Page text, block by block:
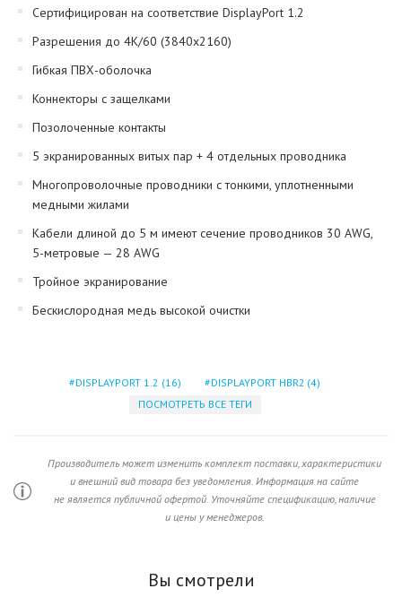
Сертифицирован на соответствие DisplayPort 1.2
Разрешения до 4K/60 (3840x2160)
Гибкая ПВХ-оболочка
Коннекторы с защелками
Позолоченные контакты
5 экранированных витых пар + 4 отдельных проводника
Многопроволочные проводники с тонкими, уплотненными
медными жилами
Кабели длиной до 5 м имеют сечение проводников 30 AWG,
5-метровые — 28 AWG
Тройное экранирование
Бескислородная медь высокой очистки
DISPLAYPORT 1.2 (16) DISPLAYPORT HBR2 (4)
ПОСМОТРЕТЬ ВСЕ ТЕГИ
Производитель может изменить комплект поставки, характеристики
и внешний вид товара без уведомления. Информация на сайте
не является публичной офертой. Уточняйте спецификацию, наличие
и цены у менеджеров.
Вы смотрели